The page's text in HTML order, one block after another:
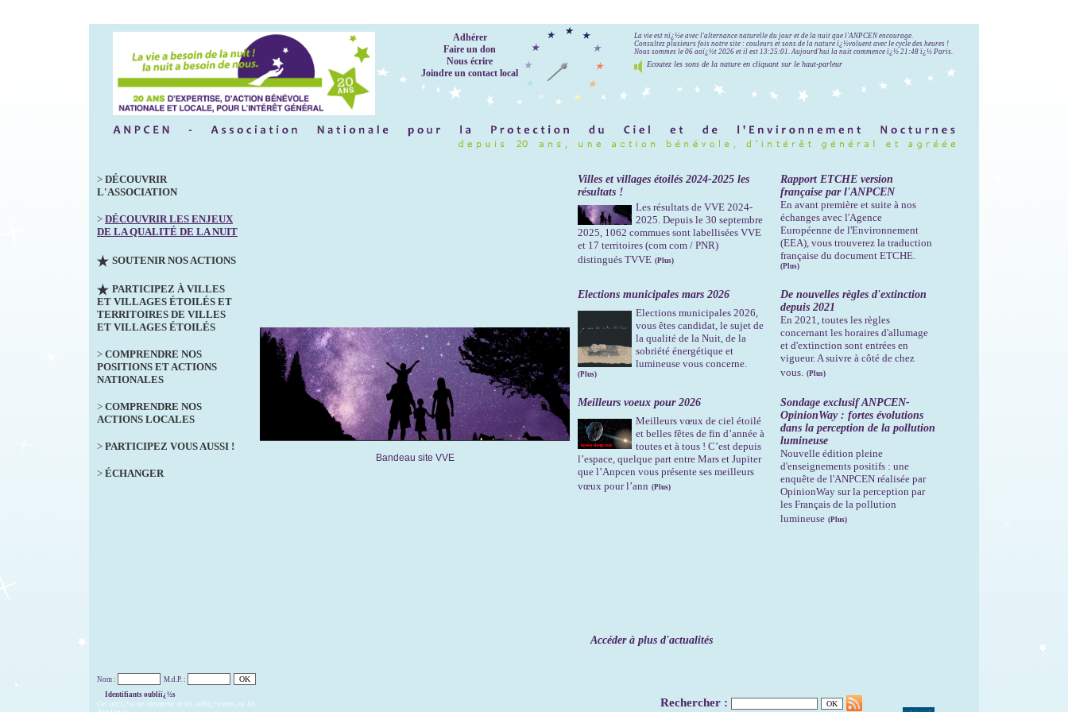
Adhérer
Faire un don
Nous écrire
Joindre un contact local
La vie est nï¿½e avec l'alternance naturelle du jour et de la nuit que l'ANPCEN encourage.
Consultez plusieurs fois notre site : couleurs et sons de la nature ï¿½voluent avec le cycle des heures !
Nous sommes le 06 aoï¿½t 2026 et il est 13:25:02.Aujourd'hui la nuit commence ï¿½ 21:48 ï¿½ Paris.
Ecoutez les sons de la nature en cliquant sur le haut-parleur
> DÉCOUVRIR
L'ASSOCIATION
> DÉCOUVRIR LES ENJEUX
DE LA QUALITÉ DE LA NUIT
SOUTENIR NOS ACTIONS
PARTICIPEZ À VILLES
ET VILLAGES ÉTOILÉS ET
TERRITOIRES DE VILLES
ET VILLAGES ÉTOILÉS
> COMPRENDRE NOS
POSITIONS ET ACTIONS
NATIONALES
> COMPRENDRE NOS
ACTIONS LOCALES
> PARTICIPEZ VOUS AUSSI !
> ÉCHANGER
Bandeau site VVE
Villes et villages étoilés 2024-2025 les
résultats !
Les résultats de VVE 2024-
2025. Depuis le 30 septembre
2025, 1062 commues sont labellisées VVE
et 17 territoires (com com / PNR)
distingués TVVE (Plus)
Rapport ETCHE version
française par l'ANPCEN
En avant première et suite à nos
échanges avec l'Agence
Européenne de l'Environnement
(EEA), vous trouverez la traduction
française du document ETCHE.
(Plus)
Elections municipales mars 2026
Elections municipales 2026,
vous êtes candidat, le sujet de
la qualité de la Nuit, de la
sobriété énergétique et
lumineuse vous concerne.
(Plus)
De nouvelles règles d'extinction
depuis 2021
En 2021, toutes les règles
concernant les horaires d'allumage
et d'extinction sont entrées en
vigueur. A suivre à côté de chez
vous. (Plus)
Meilleurs voeux pour 2026
Meilleurs vœux de ciel étoilé
et belles fêtes de fin d’année à
toutes et à tous ! C’est depuis
l’espace, quelque part entre Mars et Jupiter
que l’Anpcen vous présente ses meilleurs
vœux pour l’ann (Plus)
Sondage exclusif ANPCEN-
OpinionWay : fortes évolutions
dans la perception de la pollution
lumineuse
Nouvelle édition pleine
d'enseignements positifs : une
enquête de l'ANPCEN réalisée par
OpinionWay sur la perception par
les Français de la pollution
lumineuse (Plus)
Accéder à plus d'actualités
Nom :
M.d.P. :
Identifiants oubliï¿½s
Cet accï¿½s ne concerne ni les adhï¿½rents, ni les
Rechercher :